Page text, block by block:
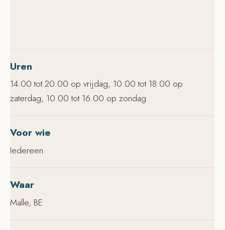
Uren
14.00 tot 20.00 op vrijdag, 10.00 tot 18.00 op
zaterdag, 10.00 tot 16.00 op zondag
Voor wie
Iedereen
Waar
Malle, BE